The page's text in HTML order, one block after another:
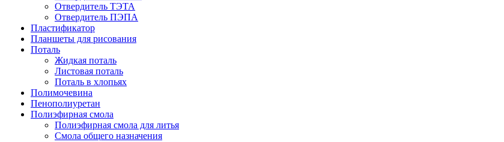
Отвердитель ТЭТА
Отвердитель ПЭПА
Пластификатор
Планшеты для рисования
Поталь
Жидкая поталь
Листовая поталь
Поталь в хлопьях
Полимочевина
Пенополиуретан
Полиэфирная смола
Полиэфирная смола для литья
Смола общего назначения